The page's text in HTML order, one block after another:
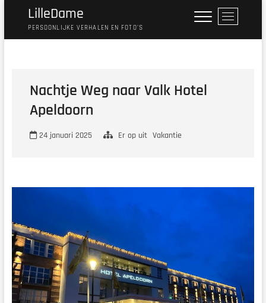
LilleDame
PERSOONLIJKE VERHALEN EN FOTO'S
M
e
n
Nachtje Weg naar Valk Hotel
Apeldoorn
24 januari 2025 Er op uit Vakantie